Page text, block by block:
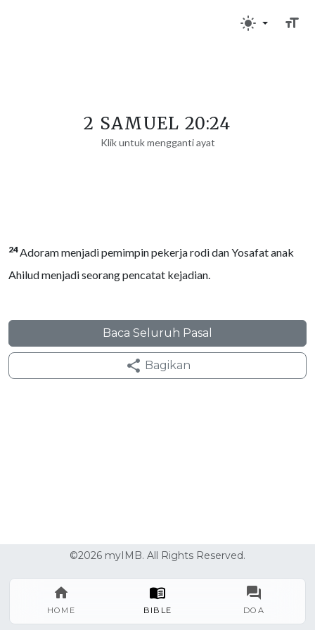
HOME BIBLE DOA
2 SAMUEL 20:24
Klik untuk mengganti ayat
24Adoram menjadi pemimpin pekerja rodi dan Yosafat anak
Ahilud menjadi seorang pencatat kejadian.
Baca Seluruh Pasal
Bagikan
©2026 myIMB. All Rights Reserved.